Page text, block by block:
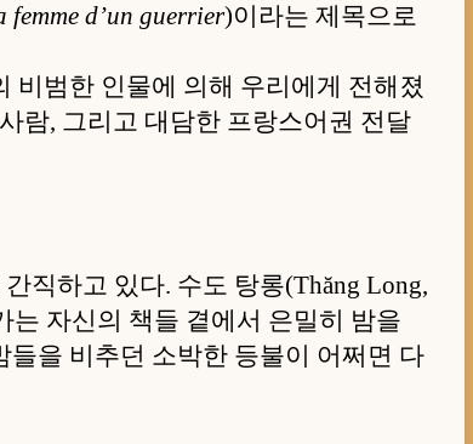
femme d’un guerrier)이라는 제목으로
비범한 인물에 의해 우리에게 전해졌
람, 그리고 대담한 프랑스어권 전달
직하고 있다. 수도 탕롱(Thăng Long,
자신의 책들 곁에서 은밀히 밤을
을 비추던 소박한 등불이 어쩌면 다